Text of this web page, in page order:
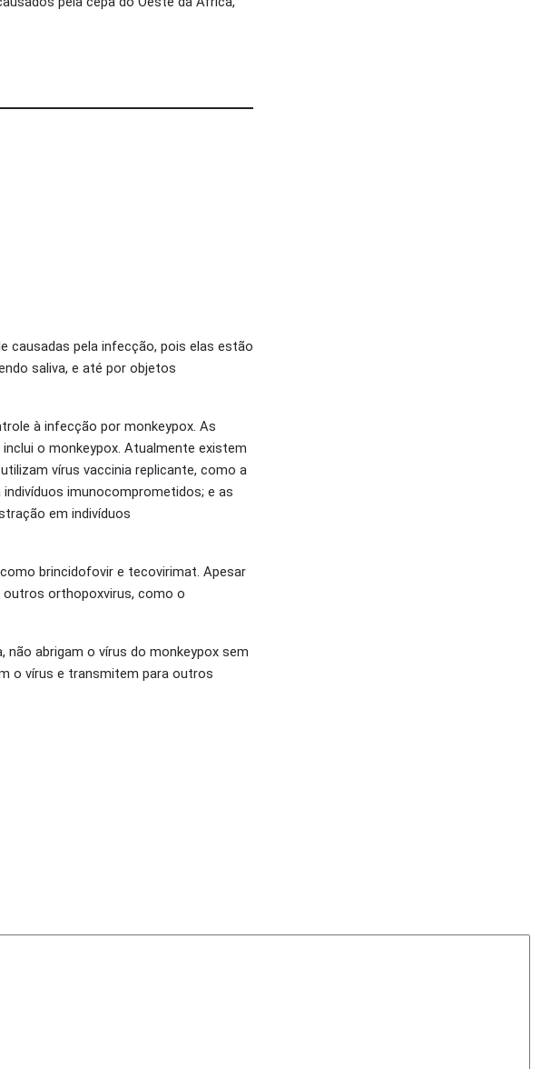
causadas pela infecção, pois elas estão
saliva, e até por objetos
à infecção por monkeypox. As
o monkeypox. Atualmente existem
vírus vaccinia replicante, como a
imunocomprometidos; e as
em indivíduos
brincidofovir e tecovirimat. Apesar
outros orthopoxvirus, como o
abrigam o vírus do monkeypox sem
o vírus e transmitem para outros